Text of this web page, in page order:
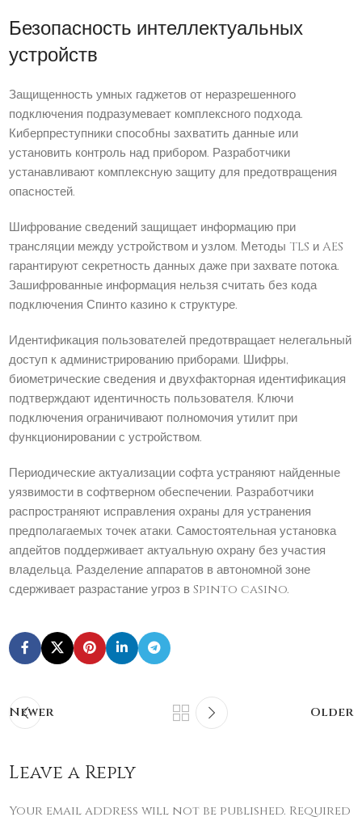
Безопасность интеллектуальных
устройств
Защищенность умных гаджетов от неразрешенного
подключения подразумевает комплексного подхода.
Киберпреступники способны захватить данные или
установить контроль над прибором. Разработчики
устанавливают комплексную защиту для предотвращения
опасностей.
Шифрование сведений защищает информацию при
трансляции между устройством и узлом. Методы TLS и AES
гарантируют секретность данных даже при захвате потока.
Зашифрованные информация нельзя считать без кода
подключения Спинто казино к структуре.
Идентификация пользователей предотвращает нелегальный
доступ к администрированию приборами. Шифры,
биометрические сведения и двухфакторная идентификация
подтверждают идентичность пользователя. Ключи
подключения ограничивают полномочия утилит при
функционировании с устройством.
Периодические актуализации софта устраняют найденные
уязвимости в софтверном обеспечении. Разработчики
распространяют исправления охраны для устранения
предполагаемых точек атаки. Самостоятельная установка
апдейтов поддерживает актуальную охрану без участия
владельца. Разделение аппаратов в автономной зоне
сдерживает разрастание угроз в Spinto casino.
Newer Older
Leave a Reply
Your email address will not be published. Required